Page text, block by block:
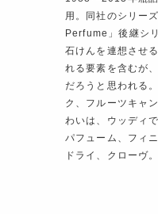
用。同社のシリ
Perfume」後継シ
石けんを連想させ
れる要素を含むが
だろうと思われる
ク、フルーツキャ
わいは、ウッディ
パフューム、フィ
ドライ、クローヴ。